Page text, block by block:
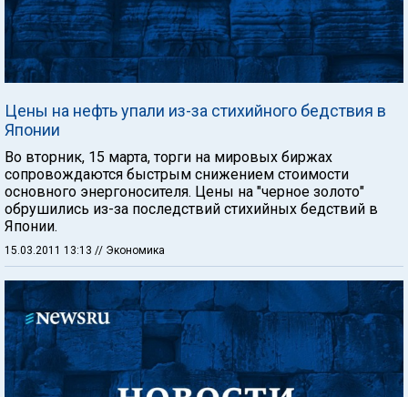
Цены на нефть упали из-за стихийного бедствия в
Японии
Во вторник, 15 марта, торги на мировых биржах
сопровождаются быстрым снижением стоимости
основного энергоносителя. Цены на "черное золото"
обрушились из-за последствий стихийных бедствий в
Японии.
15.03.2011 13:13 // Экономика